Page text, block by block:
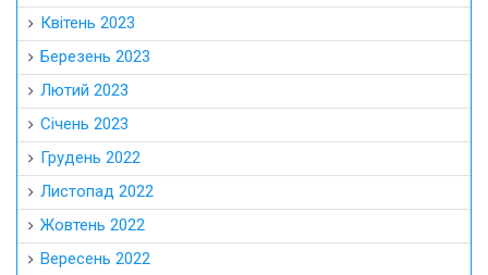
Квітень 2023
Березень 2023
Лютий 2023
Січень 2023
Грудень 2022
Листопад 2022
Жовтень 2022
Вересень 2022